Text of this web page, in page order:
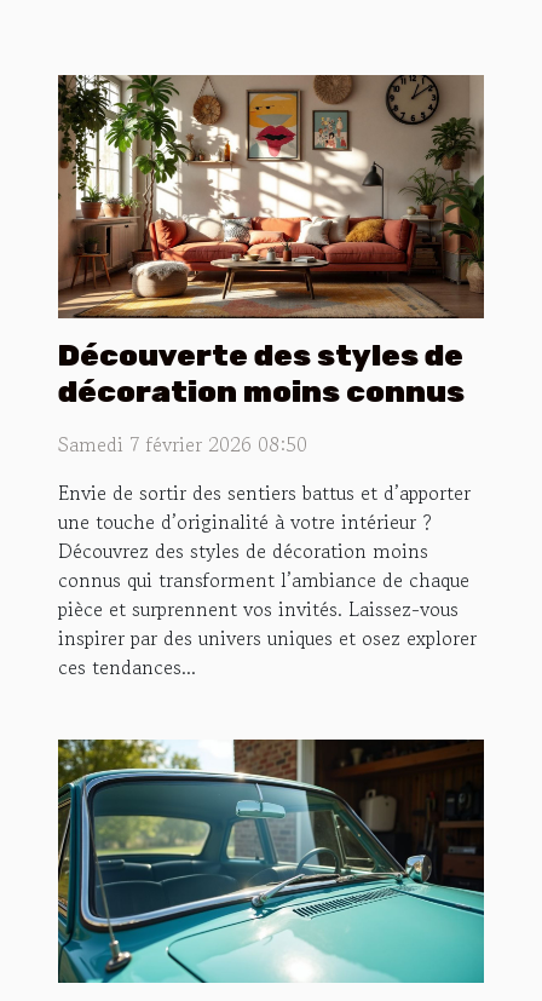
Découverte des styles de
décoration moins connus
Samedi 7 février 2026 08:50
Envie de sortir des sentiers battus et d’apporter
une touche d’originalité à votre intérieur ?
Découvrez des styles de décoration moins
connus qui transforment l’ambiance de chaque
pièce et surprennent vos invités. Laissez-vous
inspirer par des univers uniques et osez explorer
ces tendances...